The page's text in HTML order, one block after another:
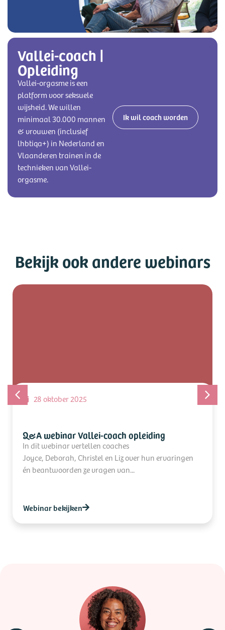
Vallei-coach |
Opleiding
Vallei-orgasme is een
platform voor seksuele
wijsheid. We willen
minimaal 30.000 mannen
& vrouwen (inclusief
lhbtiqa+) in Nederland en
Vlaanderen trainen in de
technieken van Vallei-
orgasme.
Ik wil coach worden
Bekijk ook andere webinars
28 oktober 2025
Q&A webinar Vallei-coach opleiding
In dit webinar vertellen coaches
Joyce, Deborah, Christel en Liz over hun ervaringen
én beantwoorden ze vragen van...
Webinar bekijken